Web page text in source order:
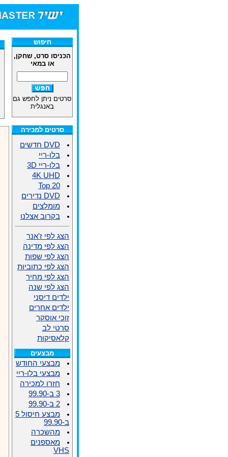
חיפוש
הכניסו סרט, שחקן,
או במאי
סרטים ניתן לחפש גם
באנגלית
סרטים למכירה
DVD חדשים
בלו-ריי
בלו-ריי 3D
4K UHD
Top 20
DVD נדירים
מומלצים
בקרוב אצלנו
הצג לפי ז'אנר
הצג לפי מדינה
הצג לפי שפות
הצג לפי כתוביות
הצג לפי מחיר
הצג לפי שנה
ילדים דיסני
ילדים אחרים
זוכי אוסקר
סרטי לב
קלאסיקות
מבצעים
מבצעי החודש
מבצעי בלו-ריי
חזרו למכירה
3 ב-99.90
2 ב-99.90
מבצע חיסול 5
ב-99.90
מהשכרה
מאספנים
VHS